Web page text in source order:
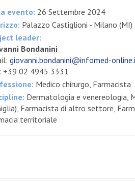
evento: 26 Settembre 2024
Palazzo Castiglioni - Milano (MI)
leader:
Bondanini
giovanni.bondanini@infomed-
+39 02 4945 3331
Medico chirurgo, Farmacista
Dermatologia e venereologia,
Farmacista di altro settore,
territoriale